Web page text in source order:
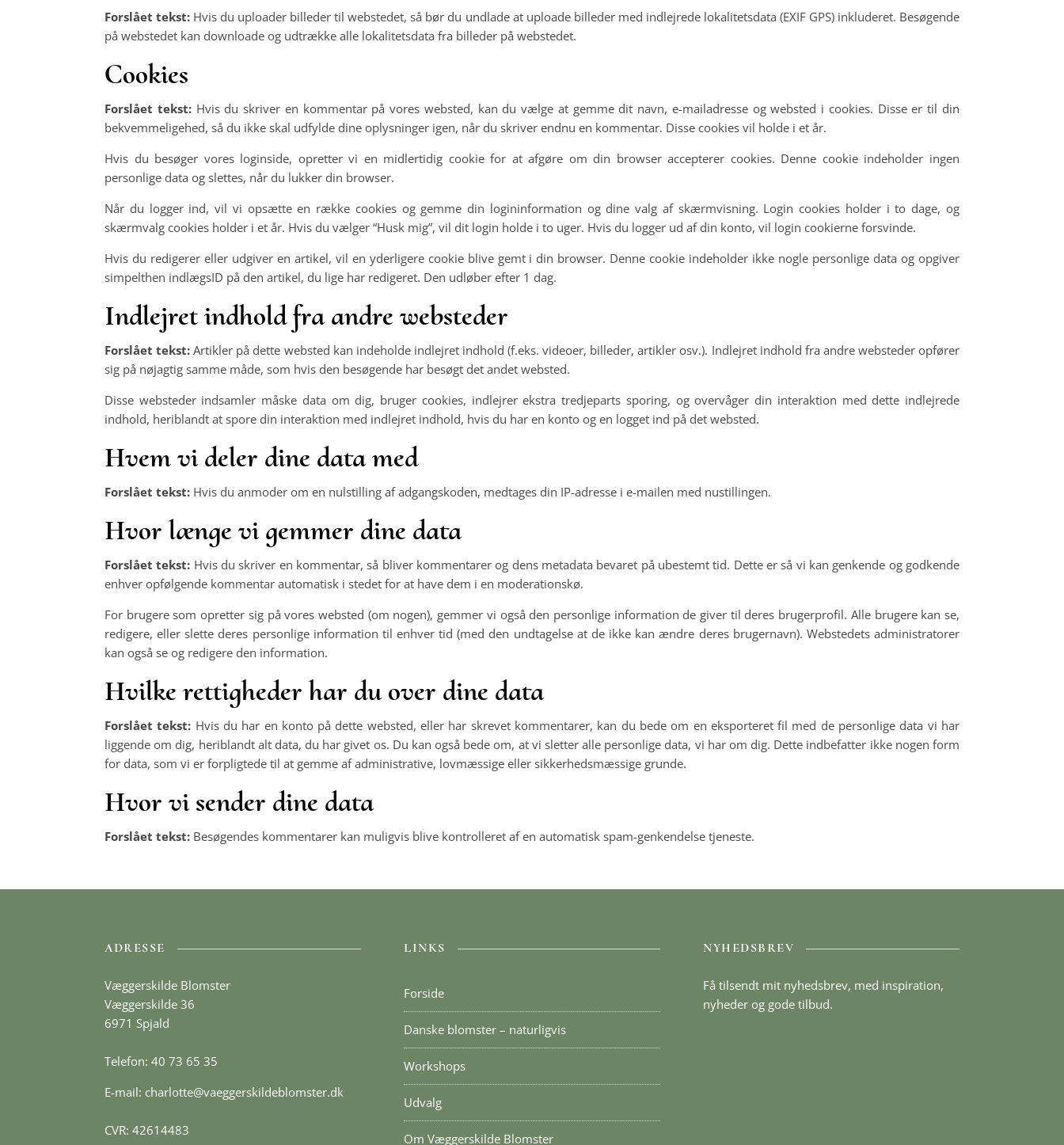
Forslået tekst: Hvis du uploader billeder til webstedet, så bør du undlade at uploade billeder med indlejrede lokalitetsdata (EXIF GPS) inkluderet. Besøgende
på webstedet kan downloade og udtrække alle lokalitetsdata fra billeder på webstedet.
Cookies
Forslået tekst: Hvis du skriver en kommentar på vores websted, kan du vælge at gemme dit navn, e-mailadresse og websted i cookies. Disse er til din
bekvemmeligehed, så du ikke skal udfylde dine oplysninger igen, når du skriver endnu en kommentar. Disse cookies vil holde i et år.
Hvis du besøger vores loginside, opretter vi en midlertidig cookie for at afgøre om din browser accepterer cookies. Denne cookie indeholder ingen
personlige data og slettes, når du lukker din browser.
Når du logger ind, vil vi opsætte en række cookies og gemme din logininformation og dine valg af skærmvisning. Login cookies holder i to dage, og
skærmvalg cookies holder i et år. Hvis du vælger “Husk mig”, vil dit login holde i to uger. Hvis du logger ud af din konto, vil login cookierne forsvinde.
Hvis du redigerer eller udgiver en artikel, vil en yderligere cookie blive gemt i din browser. Denne cookie indeholder ikke nogle personlige data og opgiver
simpelthen indlægsID på den artikel, du lige har redigeret. Den udløber efter 1 dag.
Indlejret indhold fra andre websteder
Forslået tekst:Artikler på dette websted kan indeholde indlejret indhold (f.eks. videoer, billeder, artikler osv.). Indlejret indhold fra andre websteder opfører
sig på nøjagtig samme måde, som hvis den besøgende har besøgt det andet websted.
Disse websteder indsamler måske data om dig, bruger cookies, indlejrer ekstra tredjeparts sporing, og overvåger din interaktion med dette indlejrede
indhold, heriblandt at spore din interaktion med indlejret indhold, hvis du har en konto og en logget ind på det websted.
Hvem vi deler dine data med
Forslået tekst: Hvis du anmoder om en nulstilling af adgangskoden, medtages din IP-adresse i e-mailen med nustillingen.
Hvor længe vi gemmer dine data
Forslået tekst: Hvis du skriver en kommentar, så bliver kommentarer og dens metadata bevaret på ubestemt tid. Dette er så vi kan genkende og godkende
enhver opfølgende kommentar automatisk i stedet for at have dem i en moderationskø.
For brugere som opretter sig på vores websted (om nogen), gemmer vi også den personlige information de giver til deres brugerprofil. Alle brugere kan se,
redigere, eller slette deres personlige information til enhver tid (med den undtagelse at de ikke kan ændre deres brugernavn). Webstedets administratorer
kan også se og redigere den information.
Hvilke rettigheder har du over dine data
Forslået tekst: Hvis du har en konto på dette websted, eller har skrevet kommentarer, kan du bede om en eksporteret fil med de personlige data vi har
liggende om dig, heriblandt alt data, du har givet os. Du kan også bede om, at vi sletter alle personlige data, vi har om dig. Dette indbefatter ikke nogen form
for data, som vi er forpligtede til at gemme af administrative, lovmæssige eller sikkerhedsmæssige grunde.
Hvor vi sender dine data
Forslået tekst: Besøgendes kommentarer kan muligvis blive kontrolleret af en automatisk spam-genkendelse tjeneste.
ADRESSE
Væggerskilde Blomster
Væggerskilde 36
6971 Spjald
Telefon: 40 73 65 35
E-mail: charlotte@vaeggerskildeblomster.dk
CVR: 42614483
LINKS
Forside
Danske blomster – naturligvis
Workshops
Udvalg
Om Væggerskilde Blomster
NYHEDSBREV
Få tilsendt mit nyhedsbrev, med inspiration,
nyheder og gode tilbud.